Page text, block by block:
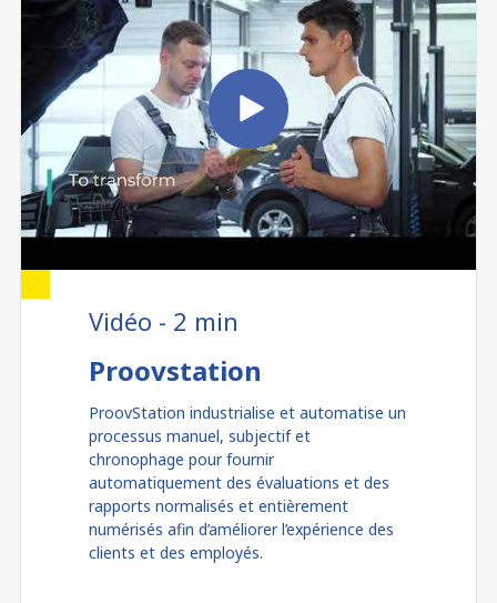
Vidéo - 2 min
Proovstation
ProovStation industrialise et automatise un
processus manuel, subjectif et
chronophage pour fournir
automatiquement des évaluations et des
rapports normalisés et entièrement
numérisés afin d’améliorer l’expérience des
clients et des employés.